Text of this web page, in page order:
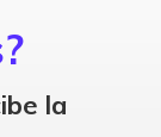
la